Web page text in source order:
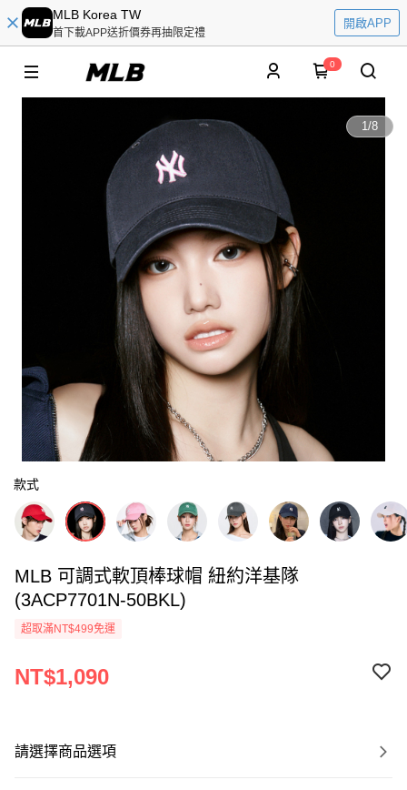
MLB Korea TW
首下載APP送折價券再抽限定禮
開啟APP
0
1/8
款式
MLB 可調式軟頂棒球帽 紐約洋基隊
(3ACP7701N-50BKL)
超取滿NT$499免運
NT$1,090
請選擇商品選項